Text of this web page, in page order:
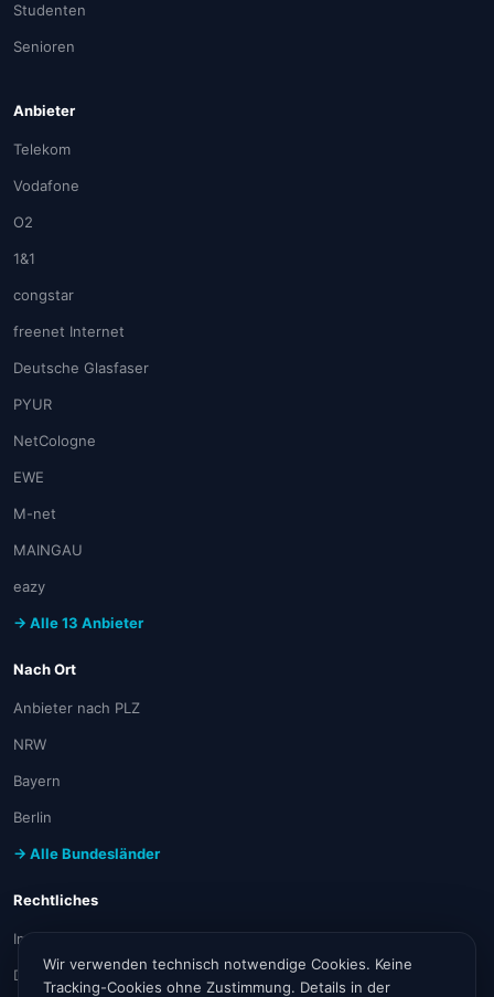
Studenten
Senioren
Anbieter
Telekom
Vodafone
O2
1&1
congstar
freenet Internet
Deutsche Glasfaser
PYUR
NetCologne
EWE
M-net
MAINGAU
eazy
→ Alle 13 Anbieter
Nach Ort
Anbieter nach PLZ
NRW
Bayern
Berlin
→ Alle Bundesländer
Rechtliches
Impressum
Datenschutz
Wir verwenden technisch notwendige Cookies. Keine
Tracking-Cookies ohne Zustimmung. Details in der